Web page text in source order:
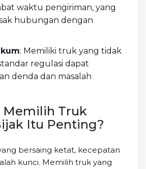
waktu pengiriman, yang
hubungan dengan
: Memiliki truk yang tidak
regulasi dapat
denda dan masalah
Memilih Truk
Itu Penting?
bersaing ketat, kecepatan
kunci. Memilih truk yang